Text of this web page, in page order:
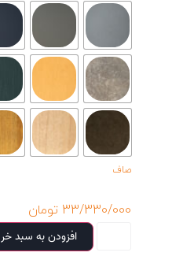
صاف
33/330/000 تومان
افزودن به سبد